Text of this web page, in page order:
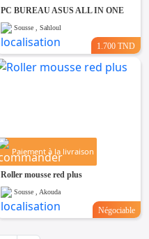
PC BUREAU ASUS ALL IN ONE
Sousse , Sahloul
1.700 TND
Paiement à la livraison
Roller mousse red plus
Sousse , Akouda
Négociable